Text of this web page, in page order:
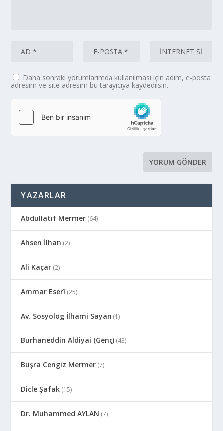
Daha sonraki yorumlarımda kullanılması için adım, e-posta
adresim ve site adresim bu tarayıcıya kaydedilsin.
YAZARLAR
Abdullatif Mermer (64)
Ahsen İlhan (2)
Ali Kaçar (2)
Ammar Eserî(25)
Av. Sosyolog İlhami Sayan (1)
Burhaneddin Aldiyai (Genç) (43)
Büşra Cengiz Mermer (7)
Dicle Şafak (15)
Dr. Muhammed AYLAN (7)